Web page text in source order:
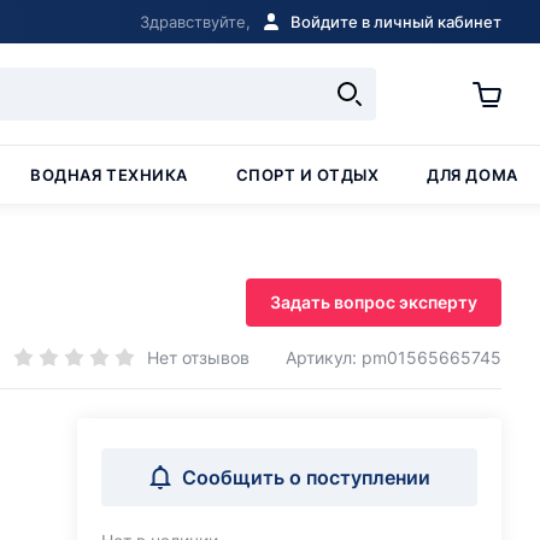
Здравствуйте, Войдите в личный кабинет
ВОДНАЯ ТЕХНИКА СПОРТ И ОТДЫХ ДЛЯ ДОМА
Задать вопрос эксперту
Нет отзывов Артикул: pm01565665745
Сообщить о поступлении